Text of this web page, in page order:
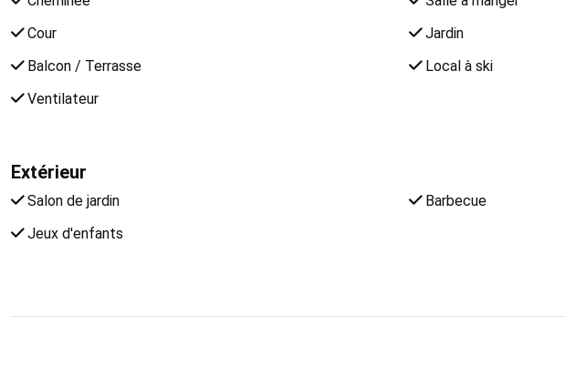
Cour
Jardin
Balcon / Terrasse
Local à ski
Ventilateur
Extérieur
Salon de jardin
Barbecue
Jeux d'enfants